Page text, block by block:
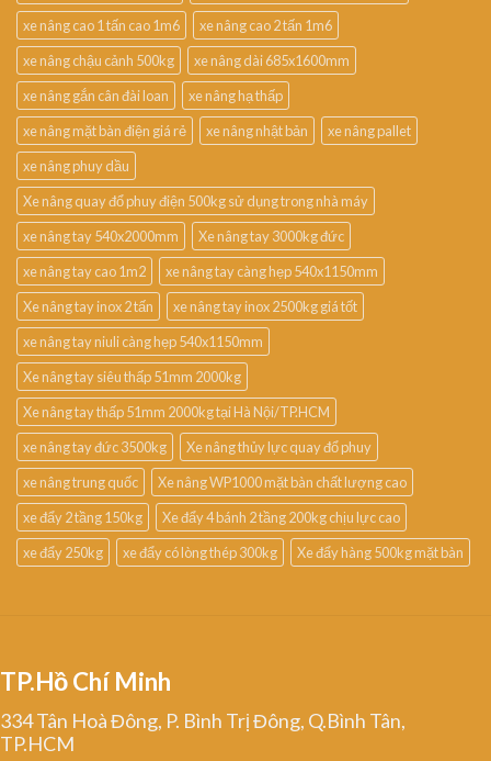
xe nâng cao 1 tấn cao 1m6
xe nâng cao 2 tấn 1m6
xe nâng chậu cảnh 500kg
xe nâng dài 685x1600mm
xe nâng gắn cân đài loan
xe nâng hạ thấp
xe nâng mặt bàn điện giá rẻ
xe nâng nhật bản
xe nâng pallet
xe nâng phuy dầu
Xe nâng quay đổ phuy điện 500kg sử dụng trong nhà máy
xe nâng tay 540x2000mm
Xe nâng tay 3000kg đức
xe nâng tay cao 1m2
xe nâng tay càng hẹp 540x1150mm
Xe nâng tay inox 2 tấn
xe nâng tay inox 2500kg giá tốt
xe nâng tay niuli càng hẹp 540x1150mm
Xe nâng tay siêu thấp 51mm 2000kg
Xe nâng tay thấp 51mm 2000kg tại Hà Nội/TP.HCM
xe nâng tay đức 3500kg
Xe nâng thủy lực quay đổ phuy
xe nâng trung quốc
Xe nâng WP1000 mặt bàn chất lượng cao
xe đẩy 2 tầng 150kg
Xe đẩy 4 bánh 2 tầng 200kg chịu lực cao
xe đẩy 250kg
xe đẩy có lòng thép 300kg Xe đẩy hàng 500kg mặt bàn
TP.Hồ Chí Minh
334 Tân Hoà Đông, P. Bình Trị Đông, Q.Bình Tân,
TP.HCM